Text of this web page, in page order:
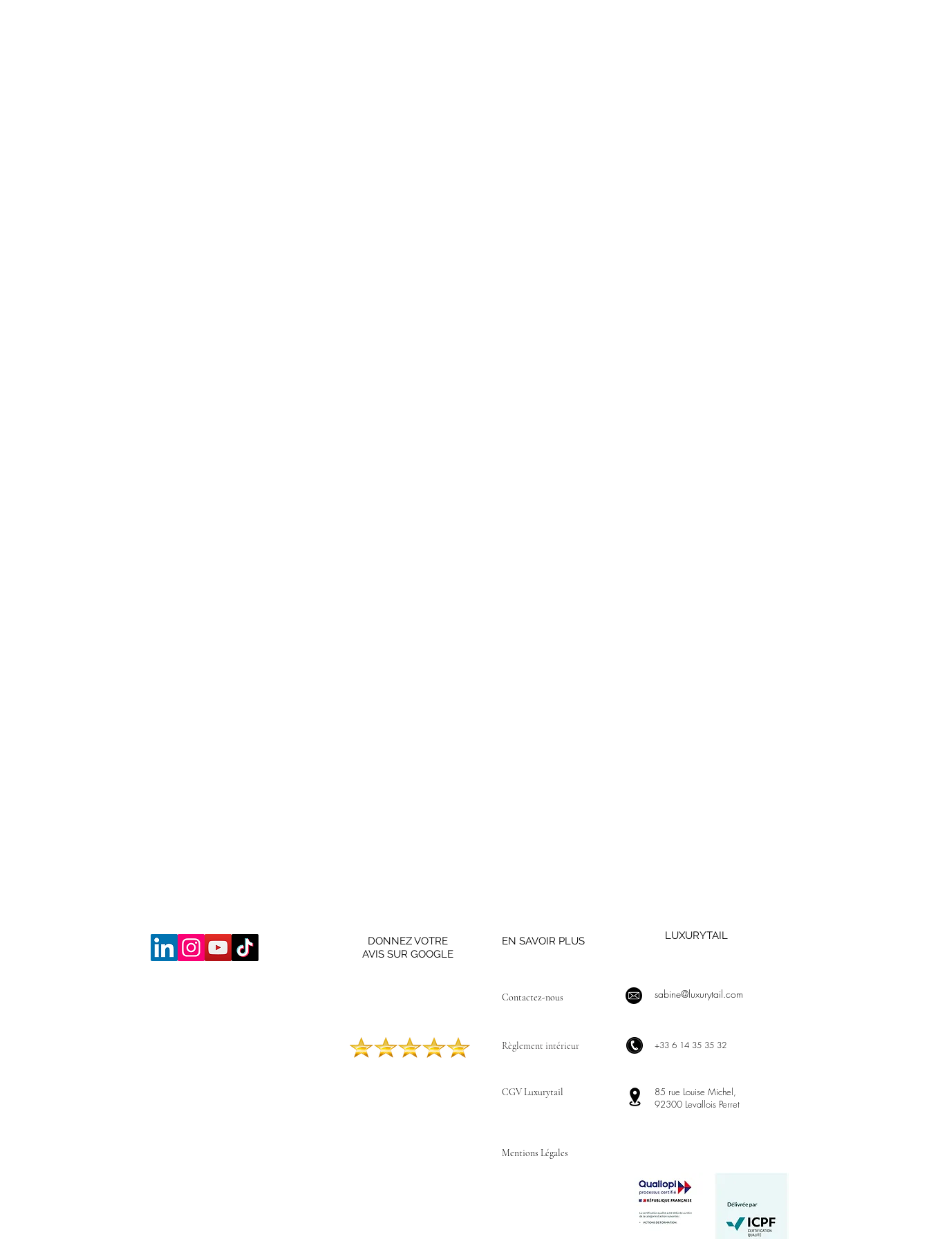
DONNEZ VOTRE
AVIS SUR GOOGLE
EN SAVOIR PLUS LUXURYTAIL
Contactez-nous ​ sabine@luxurytail.com
Règlement intérieur +33 6 14 35 35 32
CGV Luxurytail
85 rue Louise Michel,
92300 Levallois Perret
Mentions Légales